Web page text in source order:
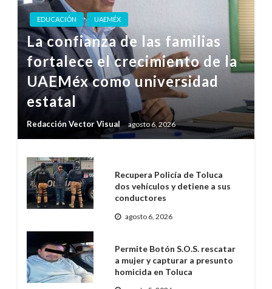
EDUCACIÓN UAEMÉX
La confianza de las familias
fortalece el crecimiento de la
UAEMéx como universidad
estatal
Redacción Vector Visual agosto 6, 2026
Recupera Policía de Toluca
dos vehículos y detiene a sus
conductores
agosto 6, 2026
Permite Botón S.O.S. rescatar
a mujer y capturar a presunto
homicida en Toluca